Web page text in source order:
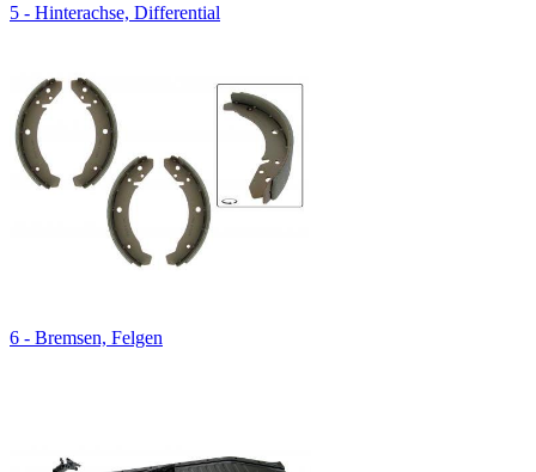
5 - Hinterachse, Differential
6 - Bremsen, Felgen